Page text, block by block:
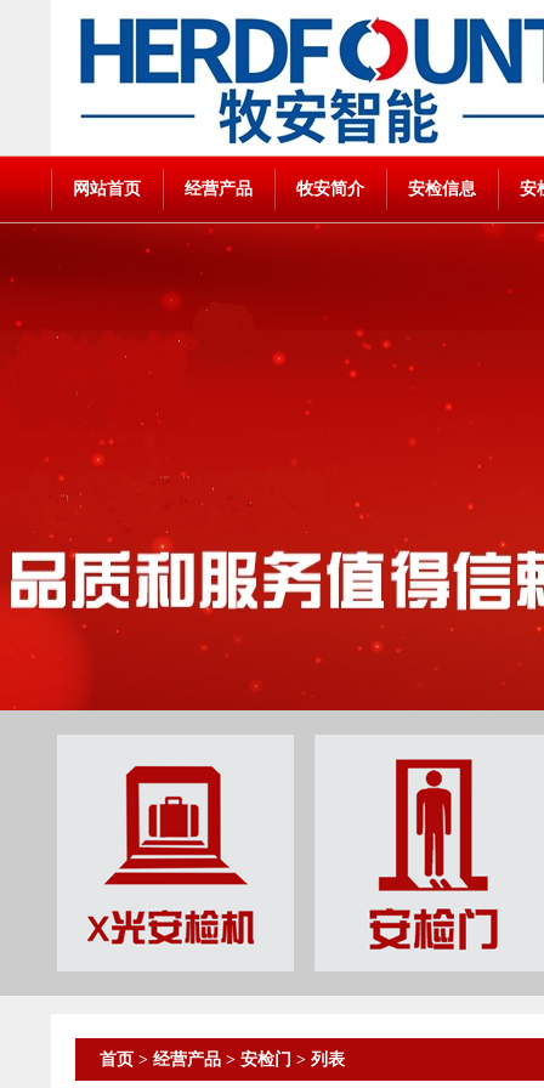
网站首页 经营产品 牧安简介 安检信息 安
首页 > 经营产品 > 安检门 > 列表